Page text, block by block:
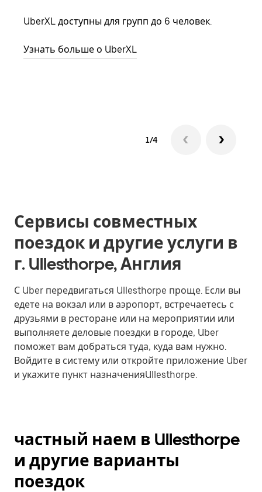
UberXL доступны для групп до 6 человек.
Узнать больше о UberXL
1/4
Сервисы совместных
поездок и другие услуги в
г. Ullesthorpe, Англия
С Uber передвигаться Ullesthorpe проще. Если вы
едете на вокзал или в аэропорт, встречаетесь с
друзьями в ресторане или на мероприятии или
выполняете деловые поездки в городе, Uber
поможет вам добраться туда, куда вам нужно.
Войдите в систему или откройте приложение Uber
и укажите пункт назначенияUllesthorpe.
частный наем в Ullesthorpe
и другие варианты
поездок